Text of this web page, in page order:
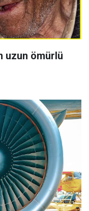
uzun ömürlü